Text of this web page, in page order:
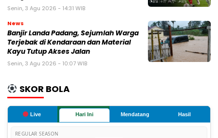
Senin, 3 Agu 2026 - 14:31 WIB
News
Banjir Landa Padang, Sejumlah Warga
Terjebak di Kendaraan dan Material
Kayu Tutup Akses Jalan
Senin, 3 Agu 2026 - 10:07 WIB
SKOR BOLA
Live Hari Ini Mendatang Hasil
REGULAR SEASON